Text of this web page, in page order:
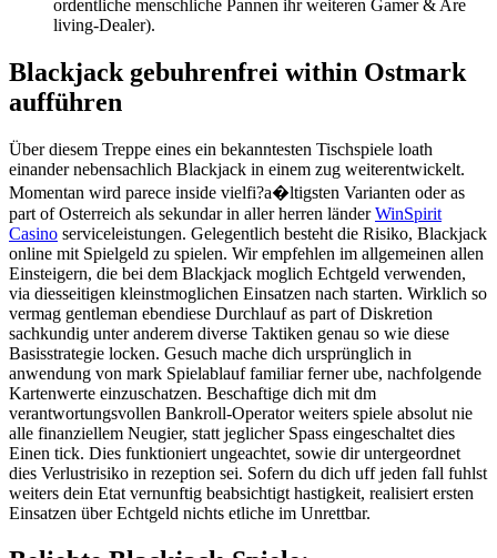
ordentliche menschliche Pannen ihr weiteren Gamer & Are
living-Dealer).
Blackjack gebuhrenfrei within Ostmark
aufführen
Über diesem Treppe eines ein bekanntesten Tischspiele loath
einander nebensachlich Blackjack in einem zug weiterentwickelt.
Momentan wird parece inside vielfi?a�ltigsten Varianten oder as
part of Osterreich als sekundar in aller herren länderWinSpirit
Casino serviceleistungen. Gelegentlich besteht die Risiko, Blackjack
online mit Spielgeld zu spielen. Wir empfehlen im allgemeinen allen
Einsteigern, die bei dem Blackjack moglich Echtgeld verwenden,
via diesseitigen kleinstmoglichen Einsatzen nach starten. Wirklich so
vermag gentleman ebendiese Durchlauf as part of Diskretion
sachkundig unter anderem diverse Taktiken genau so wie diese
Basisstrategie locken. Gesuch mache dich ursprünglich in
anwendung von mark Spielablauf familiar ferner ube, nachfolgende
Kartenwerte einzuschatzen. Beschaftige dich mit dm
verantwortungsvollen Bankroll-Operator weiters spiele absolut nie
alle finanziellem Neugier, statt jeglicher Spass eingeschaltet dies
Einen tick. Dies funktioniert ungeachtet, sowie dir untergeordnet
dies Verlustrisiko in rezeption sei. Sofern du dich uff jeden fall fuhlst
weiters dein Etat vernunftig beabsichtigt hastigkeit, realisiert ersten
Einsatzen über Echtgeld nichts etliche im Unrettbar.